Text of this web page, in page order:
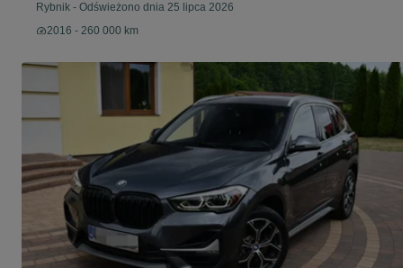
Rybnik - Odświeżono dnia 25 lipca 2026
2016 - 260 000 km